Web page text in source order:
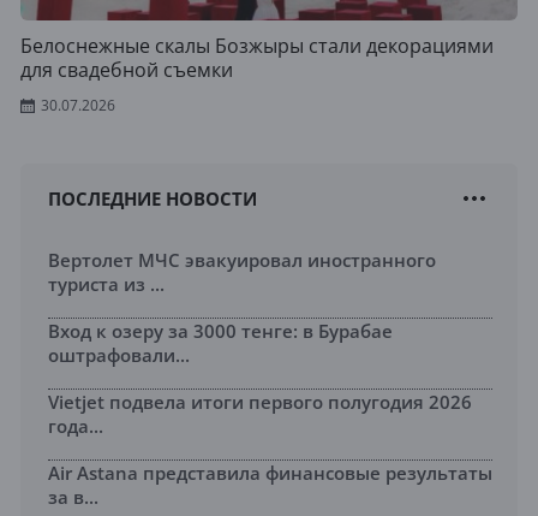
Белоснежные скалы Бозжыры стали декорациями
для свадебной съемки
30.07.2026
ПОСЛЕДНИЕ НОВОСТИ
Вертолет МЧС эвакуировал иностранного
туриста из ...
Вход к озеру за 3000 тенге: в Бурабае
оштрафовали...
Vietjet подвела итоги первого полугодия 2026
года...
Air Astana представила финансовые результаты
за в...